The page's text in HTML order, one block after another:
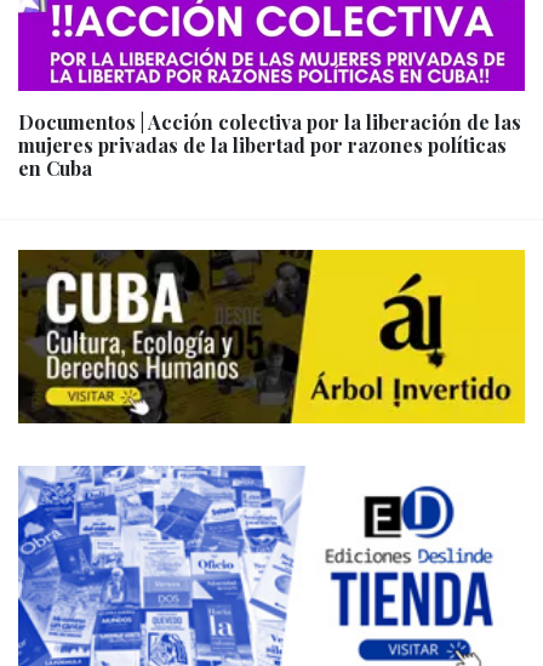
Documentos | Acción colectiva por la liberación de las
mujeres privadas de la libertad por razones políticas
en Cuba